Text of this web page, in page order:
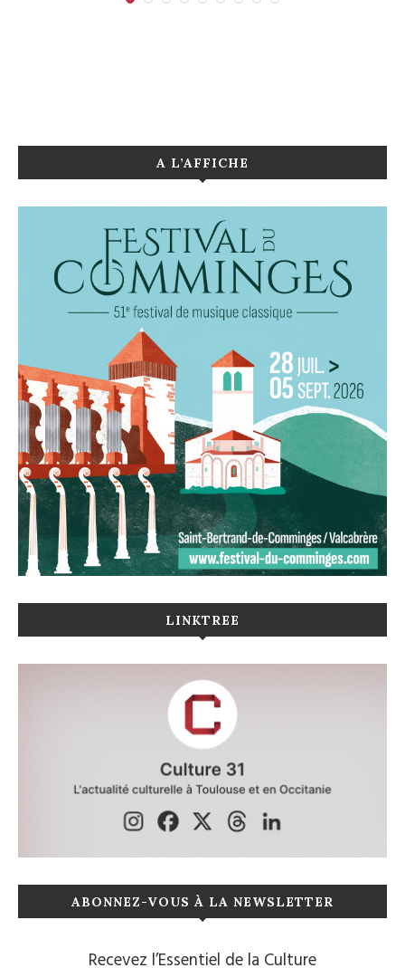
A L’AFFICHE
LINKTREE
ABONNEZ-VOUS À LA NEWSLETTER
Recevez l’Essentiel de la Culture